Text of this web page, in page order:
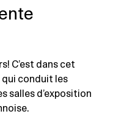
C’est dans cet
qui conduit les
salles d’exposition